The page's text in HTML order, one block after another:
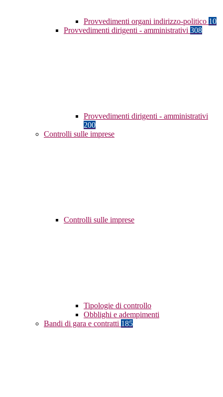
Provvedimenti organi indirizzo-politico 10
Provvedimenti dirigenti - amministrativi 308
Provvedimenti dirigenti - amministrativi
200
Controlli sulle imprese
Controlli sulle imprese
Tipologie di controllo
Obblighi e adempimenti
Bandi di gara e contratti 185